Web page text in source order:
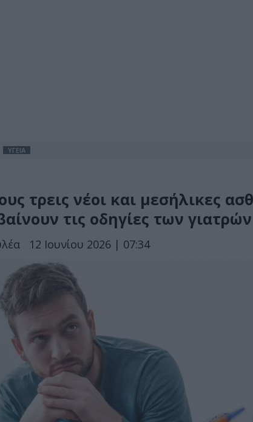
ΥΓΕΙΑ
τρεις νέοι και μεσήλικες
τις οδηγίες των γιατρών
12 Ιουνίου 2026 | 07:34